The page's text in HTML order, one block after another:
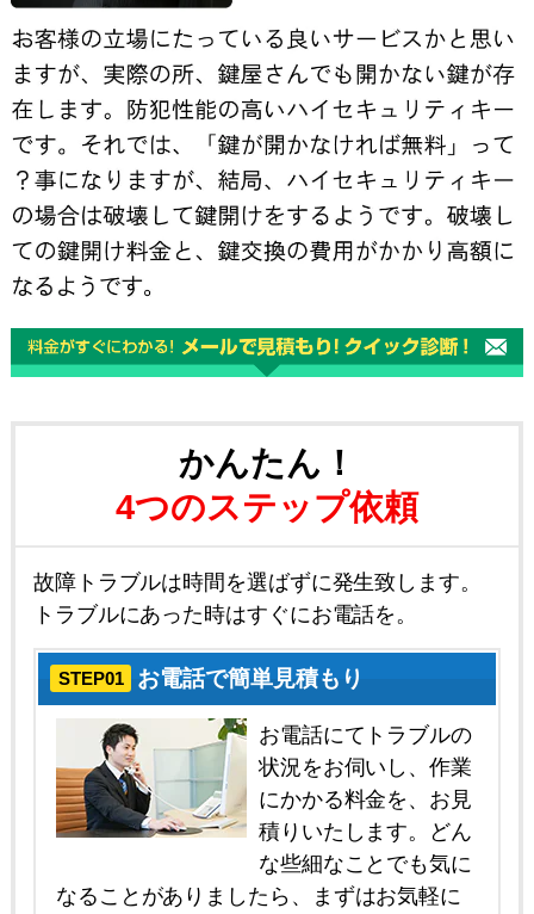
かんたん！
4つのステップ依頼
故障トラブルは時間を選ばずに発生致します。
トラブルにあった時はすぐにお電話を。
STEP01 お電話で簡単見積もり
お電話にてトラブルの
状況をお伺いし、作業
にかかる料金を、お見
積りいたします。どん
な些細なことでも気に
なることがありましたら、まずはお気軽に